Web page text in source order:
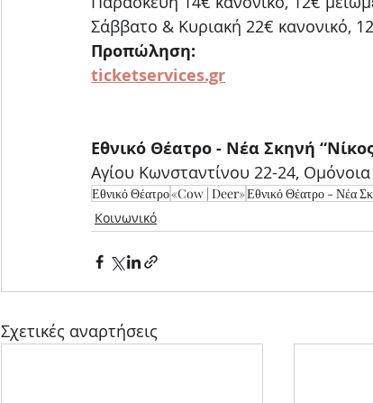
Σάββατο & Κυριακή 22€ κανονικό,
Προπώληση:
ticketservices.gr
Εθνικό Θέατρο - Νέα Σκηνή
Αγίου Κωνσταντίνου 22-24, Ομόνοια
Εθνικό Θέατρο«Cow | Deer»Εθνικό Θέατρο - Νέα
Κοινωνικό
Σχετικές αναρτήσεις